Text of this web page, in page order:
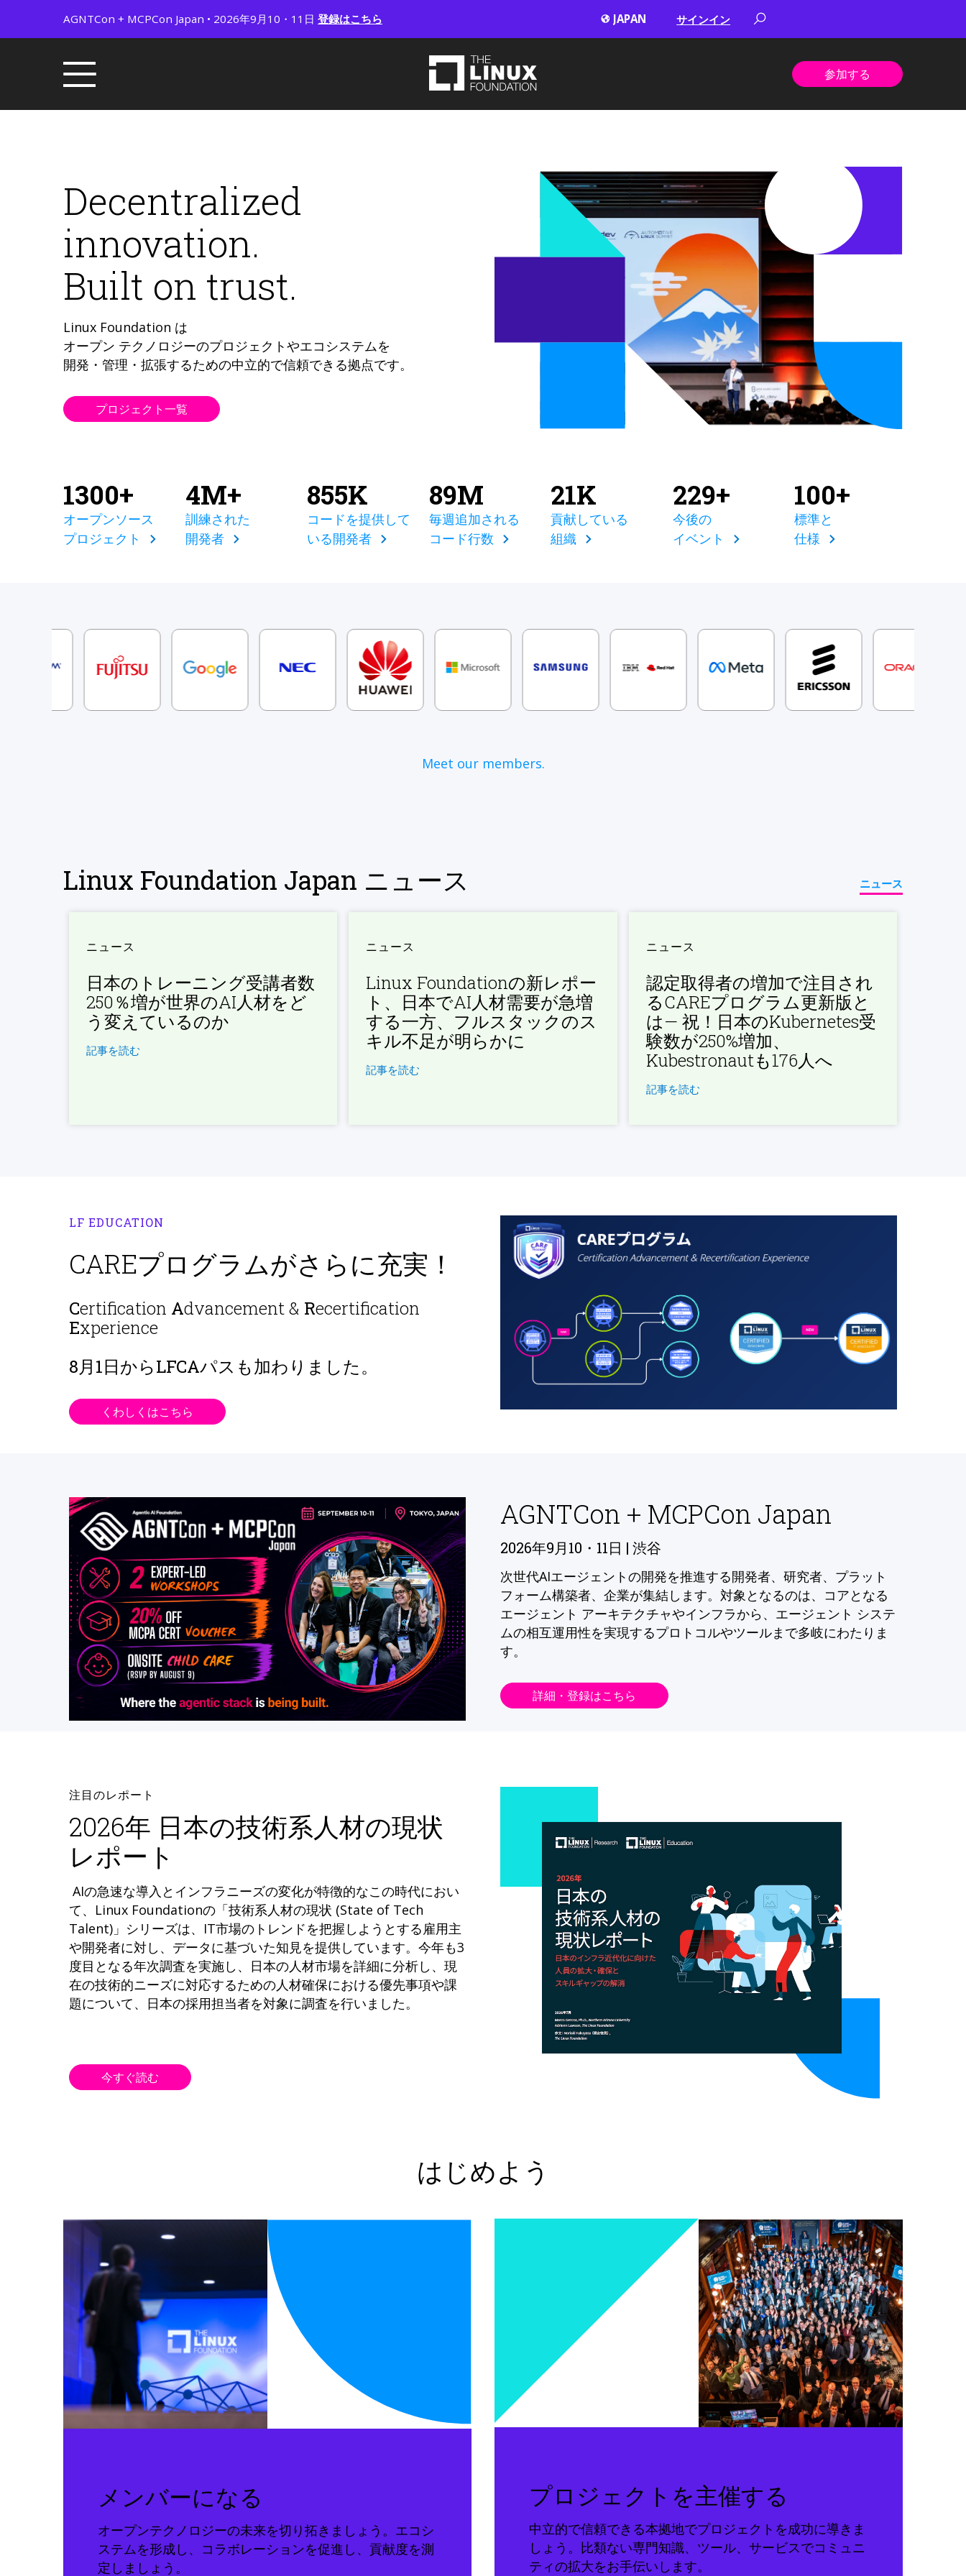
AGNTCon + MCPCon Japan • 2026年9月10・11日 登録はこちら サインイン
参加する
Decentralized
innovation.
Built on trust.
Linux Foundation は
オープン テクノロジーのプロジェクトやエコシステムを
開発・管理・拡張するための中立的で信頼できる拠点です。
プロジェクト一覧
1300+
オープンソース
プロジェクト
4M+
訓練された
開発者
855K
コードを提供して
いる開発者
89M
毎週追加される
コード行数
21K
貢献している
組織
229+
今後の
イベント
100+
標準と
仕様
Meet our members.
Linux Foundation Japan ニュース ニュース
ニュース
日本のトレーニング受講者数
250％増が世界のAI人材をど
う変えているのか
記事を読む
ニュース
Linux Foundationの新レポー
ト、日本でAI人材需要が急増
する一方、フルスタックのス
キル不足が明らかに
記事を読む
ニュース
認定取得者の増加で注目され
るCAREプログラム更新版と
は— 祝！日本のKubernetes受
験数が250%増加、
Kubestronautも176人へ
記事を読む
LF EDUCATION
CAREプログラムがさらに充実！
Certification Advancement & Recertification
Experience
8月1日からLFCAパスも加わりました。
くわしくはこちら
AGNTCon + MCPCon Japan
2026年9月10・11日 | 渋谷
次世代AIエージェントの開発を推進する開発者、研究者、プラット
フォーム構築者、企業が集結します。対象となるのは、コアとなる
エージェント アーキテクチャやインフラから、エージェント システ
ムの相互運用性を実現するプロトコルやツールまで多岐にわたりま
す。
詳細・登録はこちら
注目のレポート
2026年 日本の技術系人材の現状
レポート
AIの急速な導入とインフラニーズの変化が特徴的なこの時代におい
て、Linux Foundationの「技術系人材の現状 (State of Tech
Talent)」シリーズは、IT市場のトレンドを把握しようとする雇用主
や開発者に対し、データに基づいた知見を提供しています。今年も3
度目となる年次調査を実施し、日本の人材市場を詳細に分析し、現
在の技術的ニーズに対応するための人材確保における優先事項や課
題について、日本の採用担当者を対象に調査を行いました。
今すぐ読む
はじめよう
メンバーになる
オープンテクノロジーの未来を切り拓きましょう。エコシ
ステムを形成し、コラボレーションを促進し、貢献度を測
定しましょう。
プロジェクトを主催する
中立的で信頼できる本拠地でプロジェクトを成功に導きま
しょう。比類ない専門知識、ツール、サービスでコミュニ
ティの拡大をお手伝いします。